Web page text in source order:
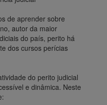
de aprender sobre
autor da maior
do país, perito há
dos cursos perícias
do perito judicial
e dinâmica. Neste